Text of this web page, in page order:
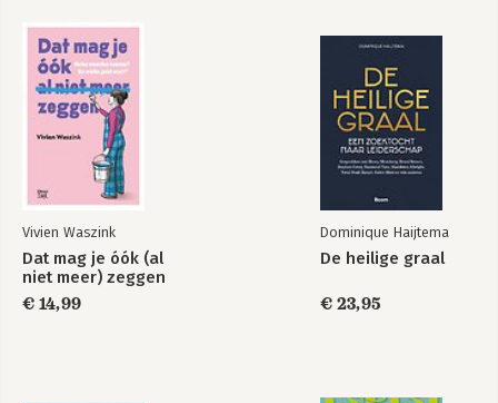
Red de alfawolf -
Zachte leiders
motiveren
13. Evaluatie 185
Over de auteurs 191
Vivien Waszink
Dat mag je óók (al
niet meer) zeggen
€ 14,99
Dominique Haijtema
De heilige graal
€ 23,95